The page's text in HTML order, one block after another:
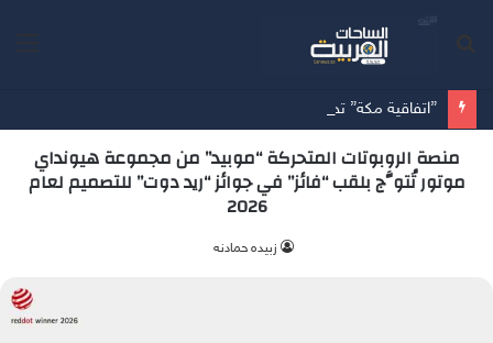
منصة الروبوتات المتحركة “موبيد” من مجموعة هيونداي
موتور تُتوَّج بلقب “فائز” في جوائز “ريد دوت” للتصميم لعام
2026
زبيده حمادنه